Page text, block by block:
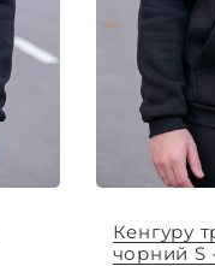
Кенгуру
чорний S